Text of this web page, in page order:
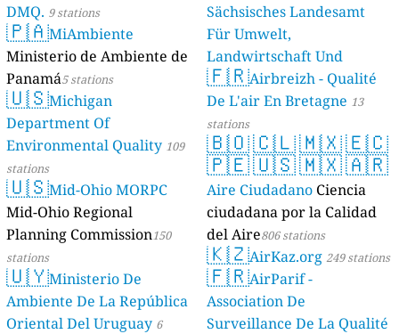
Sächsisches Landesamt
Für Umwelt,
Landwirtschaft Und
Geologie) 50 stations
🇫🇷Airbreizh - Qualité
De L'air En Bretagne 13
stations
🇧🇴🇨🇱🇲🇽🇪🇨
🇵🇪🇺🇸🇲🇽🇦🇷
Aire Ciudadano Ciencia
ciudadana por la Calidad
del Aire806 stations
🇰🇿AirKaz.org 249 stations
🇫🇷AirParif -
Association De
Surveillance De La Qualité
DMQ. 9 stations
🇵🇦MiAmbiente
Ministerio de Ambiente de
Panamá5 stations
🇺🇸Michigan
Department Of
Environmental Quality 109
stations
🇺🇸Mid-Ohio MORPC
Mid-Ohio Regional
Planning Commission150
stations
🇺🇾Ministerio De
Ambiente De La República
Oriental Del Uruguay 6